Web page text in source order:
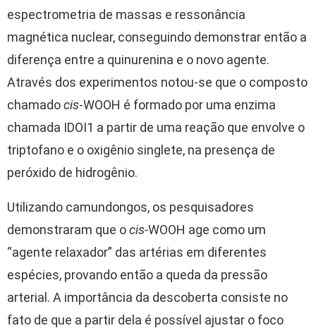
espectrometria de massas e ressonância
magnética nuclear, conseguindo demonstrar então a
diferença entre a quinurenina e o novo agente.
Através dos experimentos notou-se que o composto
chamadocis-WOOH é formado por uma enzima
chamada IDOI1 a partir de uma reação que envolve o
triptofano e o oxigênio singlete, na presença de
peróxido de hidrogênio.
Utilizando camundongos, os pesquisadores
demonstraram que ocis-WOOH age como um
“agente relaxador” das artérias em diferentes
espécies, provando então a queda da pressão
arterial. A importância da descoberta consiste no
fato de que a partir dela é possível ajustar o foco